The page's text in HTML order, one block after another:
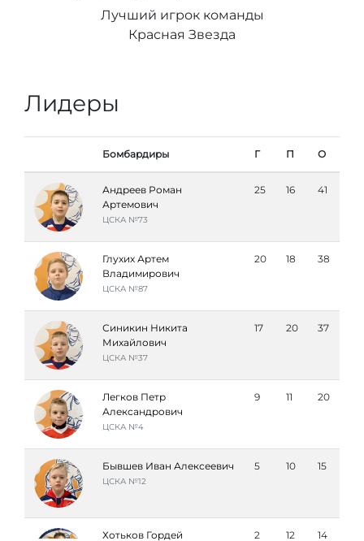
Лучший игрок команды
Красная Звезда
Лидеры
Бомбардиры Г П О
Андреев Роман
Артемович
ЦСКА №73
25 16 41
Глухих Артем
Владимирович
ЦСКА №87
20 18 38
Синикин Никита
Михайлович
ЦСКА №37
17 20 37
Легков Петр
Александрович
ЦСКА №4
9 11 20
Бывшев Иван Алексеевич
ЦСКА №12
5 10 15
Хотьков Гордей 2 12 14